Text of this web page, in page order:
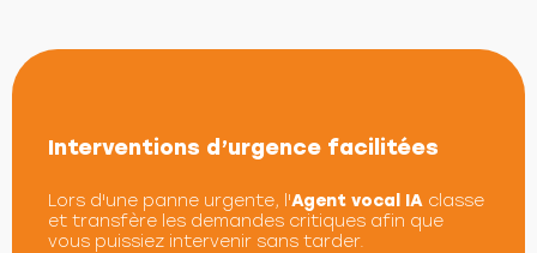
Interventions d’urgence facilitées
Lors d'une panne urgente, l'Agent vocal IA classe
et transfère les demandes critiques afin que
vous puissiez intervenir sans tarder.